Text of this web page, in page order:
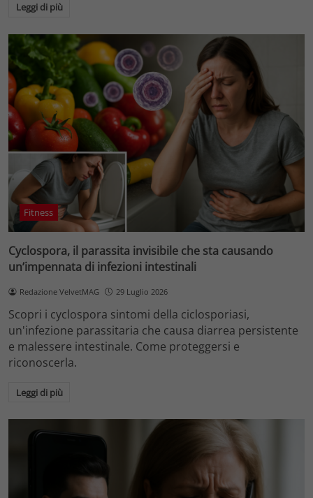
Leggi di più
Fitness
Cyclospora, il parassita invisibile che sta causando
un’impennata di infezioni intestinali
Redazione VelvetMAG 29 Luglio 2026
Scopri i cyclospora sintomi della ciclosporiasi,
un'infezione parassitaria che causa diarrea persistente
e malessere intestinale. Come proteggersi e
riconoscerla.
Leggi di più